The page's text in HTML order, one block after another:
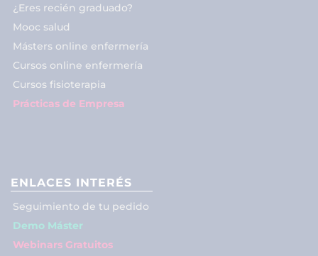
¿Eres recién graduado?
Mooc salud
Másters online enfermería
Cursos online enfermería
Cursos fisioterapia
Prácticas de Empresa
ENLACES INTERÉS
Seguimiento de tu pedido
Demo Máster
Webinars Gratuitos